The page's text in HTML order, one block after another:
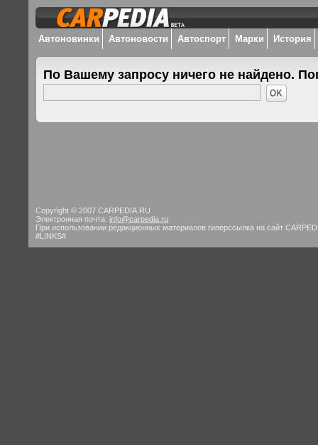
Автоновинки Автоновости Автоспорт Марки История
По Вашему запросу ничего не найдено.
Copyright © 2007 CARPEDIA.RU
Электронная почта: info@carpedia.ru
При использовании редакционных материалов гиперссылка на сайт
#LINKS#